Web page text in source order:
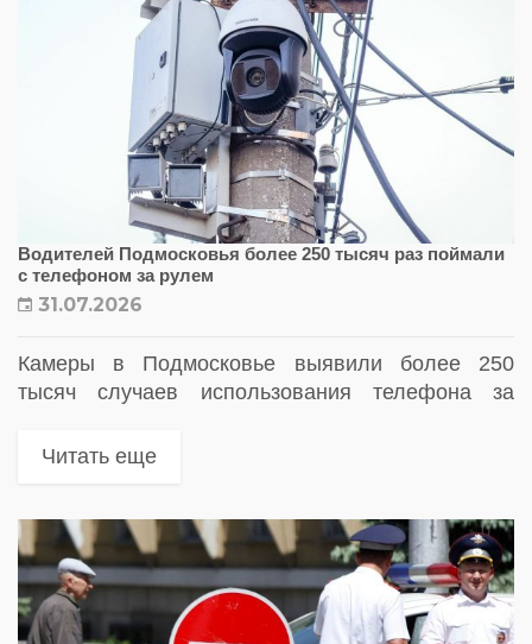
Водителей Подмосковья более 250 тысяч раз поймали
с телефоном за рулем
31.07.2026
Камеры в Подмосковье выявили более 250
тысяч случаев использования телефона за
автоматический контроль за соблюдением ПДД,
Читать еще